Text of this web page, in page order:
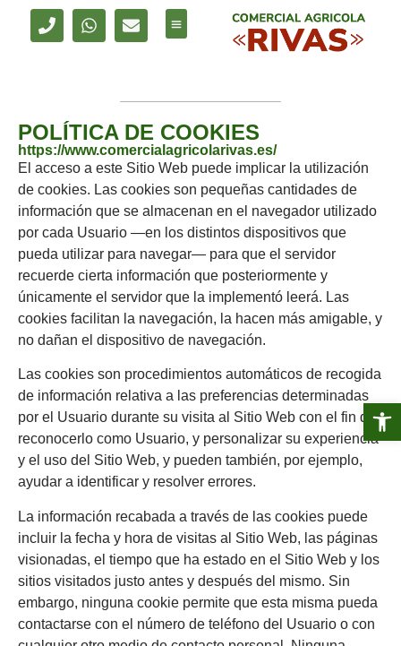
POLÍTICA DE COOKIES
https://www.comercialagricolarivas.es/
El acceso a este Sitio Web puede implicar la utilización
de cookies. Las cookies son pequeñas cantidades de
información que se almacenan en el navegador utilizado
por cada Usuario —en los distintos dispositivos que
pueda utilizar para navegar— para que el servidor
recuerde cierta información que posteriormente y
únicamente el servidor que la implementó leerá. Las
cookies facilitan la navegación, la hacen más amigable, y
no dañan el dispositivo de navegación.
Las cookies son procedimientos automáticos de recogida
de información relativa a las preferencias determinadas
por el Usuario durante su visita al Sitio Web con el fin de
reconocerlo como Usuario, y personalizar su experiencia
y el uso del Sitio Web, y pueden también, por ejemplo,
ayudar a identificar y resolver errores.
La información recabada a través de las cookies puede
incluir la fecha y hora de visitas al Sitio Web, las páginas
visionadas, el tiempo que ha estado en el Sitio Web y los
sitios visitados justo antes y después del mismo. Sin
embargo, ninguna cookie permite que esta misma pueda
contactarse con el número de teléfono del Usuario o con
Abrir